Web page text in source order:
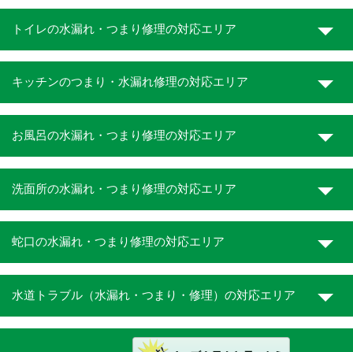
トイレの水漏れ・つまり修理の対応エリア
キッチンのつまり・水漏れ修理の対応エリア
お風呂の水漏れ・つまり修理の対応エリア
洗面所の水漏れ・つまり修理の対応エリア
蛇口の水漏れ・つまり修理の対応エリア
水道トラブル（水漏れ・つまり・修理）の対応エリア